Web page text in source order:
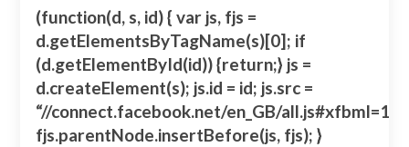
(function(d, s, id) { var js, fjs =
d.getElementsByTagName(s)[0]; if
(d.getElementById(id)) {return;} js =
d.createElement(s); js.id = id; js.src =
“//connect.facebook.net/en_GB/
fjs.parentNode.insertBefore(js, fjs); }